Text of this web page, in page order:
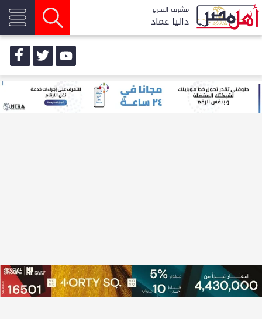
مشرف التحرير
داليا عماد